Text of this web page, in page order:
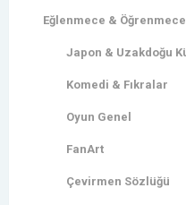
Eğlenmece & Öğrenmece
Japon & Uzakdoğu
Komedi & Fıkralar
Oyun Genel
FanArt
Çevirmen Sözlüğü